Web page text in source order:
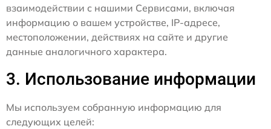
взаимодействии с нашими Сервисами, включая
информацию о вашем устройстве, IP-адресе,
местоположении, действиях на сайте и другие
данные аналогичного характера.
3. Использование информации
Мы используем собранную информацию для
следующих целей: